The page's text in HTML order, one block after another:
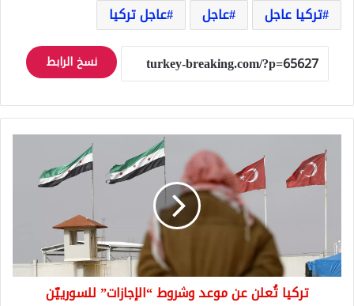
تركيا عاجل
عاجل عاجل تركيا
نسخ الرابط
تُعلن
موعد
للسورييّن
تركيا تُعلن عن موعد وشروط “الإجازات” للسورييّن